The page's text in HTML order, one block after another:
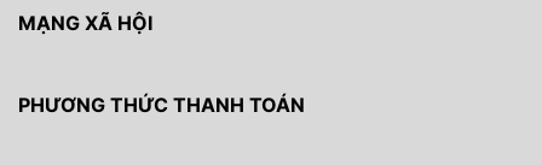
MẠNG XÃ HỘI
PHƯƠNG THỨC THANH TOÁN